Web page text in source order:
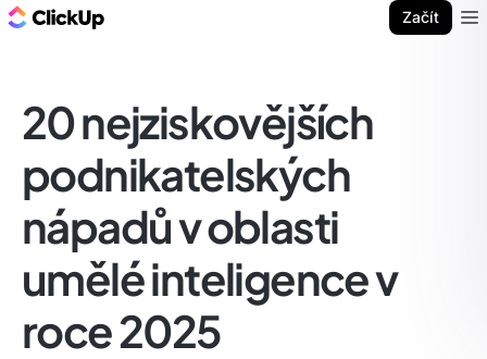
Začít
20 nejziskovějších
podnikatelských
nápadů v oblasti
umělé inteligence v
roce 2025